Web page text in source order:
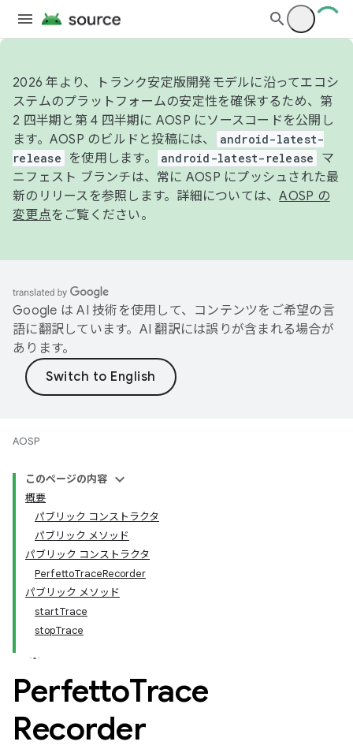
2026 年より、トランク安定版開発モデルに沿ってエコシ
ステムのプラットフォームの安定性を確保するため、第
2 四半期と第 4 四半期に AOSP にソースコードを公開し
ます。AOSP のビルドと投稿には、
android-latest-
release
を使用します。 android-latest-release
マ
ニフェスト ブランチは、常に AOSP にプッシュされた最
新のリリースを参照します。詳細については、AOSP の
変更点をご覧ください。
Google は AI 技術を使用して、コンテンツをご希望の言
語に翻訳しています。AI 翻訳には誤りが含まれる場合が
あります。
AOSP
このページの内容
概要
パブリック コンストラクタ
パブリック メソッド
パブリック コンストラクタ
PerfettoTraceRecorder
パブリック メソッド
startTrace
stopTrace
PerfettoTrace
Recorder